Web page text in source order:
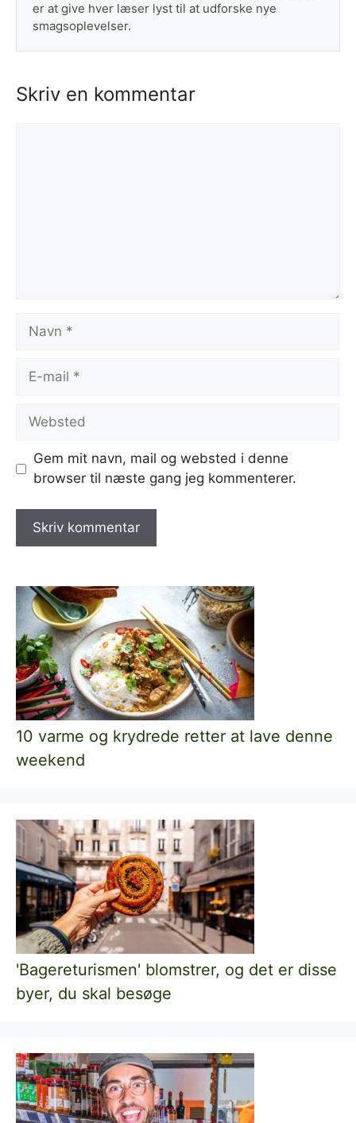
er at give hver læser lyst til at udforske nye
smagsoplevelser.
Skriv en kommentar
Navn
Websted
Gem mit navn, mail og websted i denne
browser til næste gang jeg kommenterer.
10 varme og krydrede retter at lave denne
weekend
'Bagereturismen' blomstrer, og det er disse
byer, du skal besøge